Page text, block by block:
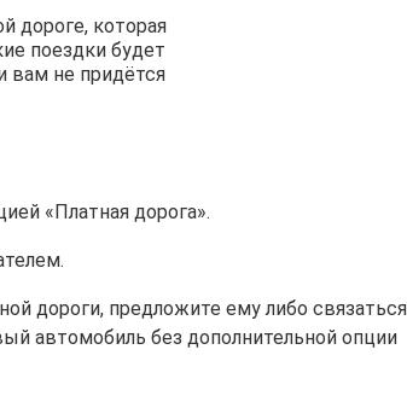
дороге, которая
поездки будет
вам не придётся
«Платная дорога».
.
дороги, предложите ему либо
автомобиль без дополнительной опции